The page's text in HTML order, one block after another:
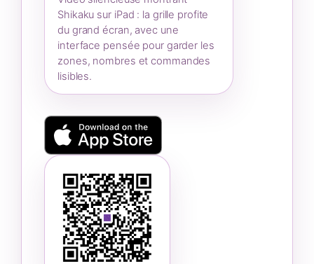
Shikaku sur iPad : la grille profite
du grand écran, avec une
interface pensée pour garder les
zones, nombres et commandes
lisibles.